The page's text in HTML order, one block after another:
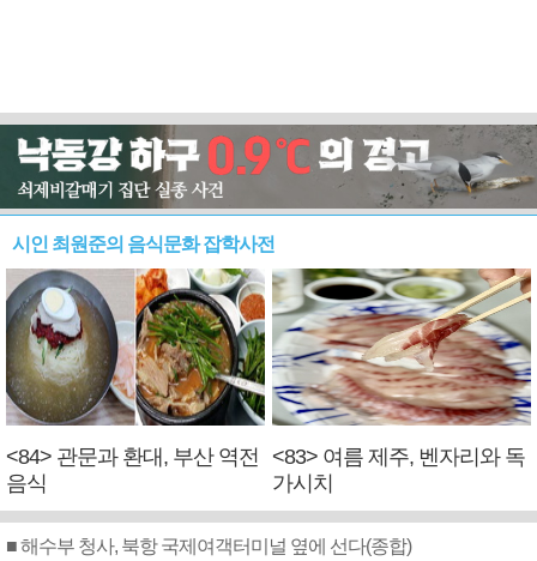
시인 최원준의 음식문화 잡학사전
<84> 관문과 환대, 부산 역전
음식
<83> 여름 제주, 벤자리와 독
가시치
■ 해수부 청사, 북항 국제여객터미널 옆에 선다(종합)